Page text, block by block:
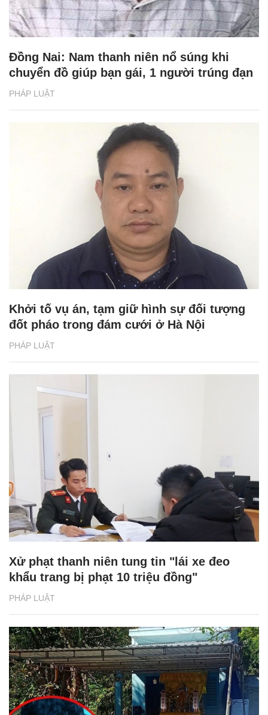
PHÁP LUẬT
Đồng Nai: Nam thanh niên nổ súng khi
chuyển đồ giúp bạn gái, 1 người trúng đạn
PHÁP LUẬT
Khởi tố vụ án, tạm giữ hình sự đối tượng
đốt pháo trong đám cưới ở Hà Nội
PHÁP LUẬT
Xử phạt thanh niên tung tin "lái xe đeo
khẩu trang bị phạt 10 triệu đồng"